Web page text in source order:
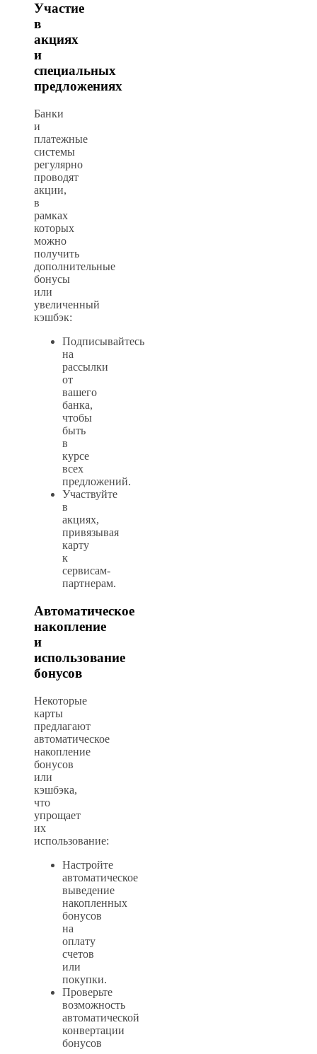
Участие
в
акциях
и
специальных
предложениях
Банки
и
платежные
системы
регулярно
проводят
акции,
в
рамках
которых
можно
получить
дополнительные
бонусы
или
увеличенный
кэшбэк:
Подписывайтесь
на
рассылки
от
вашего
банка,
чтобы
быть
в
курсе
всех
предложений.
Участвуйте
в
акциях,
привязывая
карту
к
сервисам-
партнерам.
Автоматическое
накопление
и
использование
бонусов
Некоторые
карты
предлагают
автоматическое
накопление
бонусов
или
кэшбэка,
что
упрощает
их
использование:
Настройте
автоматическое
выведение
накопленных
бонусов
на
оплату
счетов
или
покупки.
Проверьте
возможность
автоматической
конвертации
бонусов